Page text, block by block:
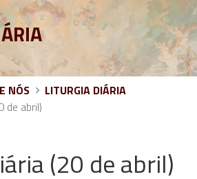
NÓS
LITURGIA DIÁRIA
de abril)
(20 de abril)